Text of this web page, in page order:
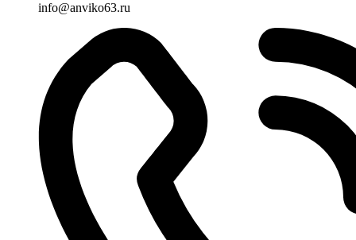
info@anviko63.ru